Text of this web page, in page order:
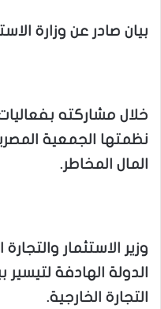
بيان صادر عن وزارة
خلال مشاركته
نظمتها الجمعية
المال المخاطر.
وزير الاستثمار
الدولة الهادفة لتيسير
التجارة الخارجية.